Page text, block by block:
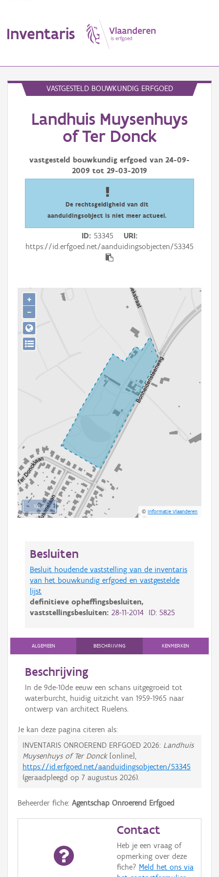
Inventaris
Erfgoedobject
Waarneming
Downloads
Aanmelden
VASTGESTELD BOUWKUNDIG ERFGOED
Landhuis Muysenhuys
of Ter Donck
vastgesteld bouwkundig erfgoed van 24-09-
2009 tot 29-03-2019
De rechtsgeldigheid van dit
aanduidingsobject is niet meer actueel.
ID 53345
URI
https://id.erfgoed.net/aanduidingsobjecten/53345
100 m
©Informatie Vlaanderen
+
−
Besluiten
Besluit houdende vaststelling van de inventaris
van het bouwkundig erfgoed en vastgestelde
lijst
definitieve opheffingsbesluiten,
vaststellingsbesluiten: 28-11-2014 ID: 5825
ALGEMEEN BESCHRIJVING KENMERKEN
Beschrijving
In de 9de-10de eeuw een schans uitgegroeid tot
waterburcht, huidig uitzicht van 1959-1965 naar
ontwerp van architect Ruelens.
Je kan deze pagina citeren als:
INVENTARIS ONROEREND ERFGOED 2026: Landhuis
Muysenhuys of Ter Donck[online],
https://id.erfgoed.net/aanduidingsobjecten/53345
(geraadpleegd op 7 augustus 2026).
Beheerder fiche: Agentschap Onroerend Erfgoed
Contact
Heb je een vraag of
opmerking over deze
fiche? Meld het ons via